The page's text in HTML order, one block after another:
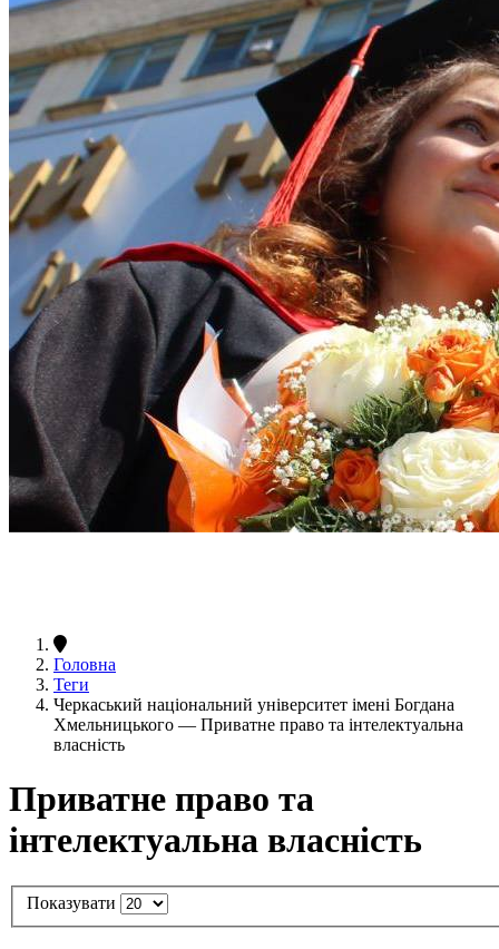
Головна
Теги
Черкаський національний університет імені Богдана
Хмельницького — Приватне право та інтелектуальна
власність
Приватне право та
інтелектуальна власність
Показувати